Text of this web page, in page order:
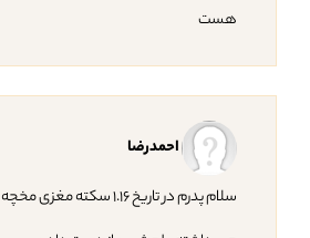
هست
احمدرضا
سلام پدرم در تاریخ ۱.۱۶ سکته مغزی مخچه